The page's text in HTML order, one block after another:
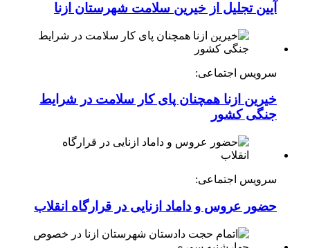
آیین تجلیل از خیرین سلامت شهرستان ازنا
سرویس اجتماعی:
خیرین ازنا همچنان پای کار سلامت در شرایط
جنگی کشور
سرویس اجتماعی:
حضور عروس و داماد ازنایی در قرارگاه انقلاب